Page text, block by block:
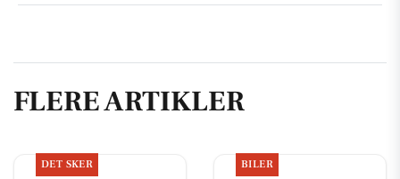
FLERE ARTIKLER
DET SKER BILER